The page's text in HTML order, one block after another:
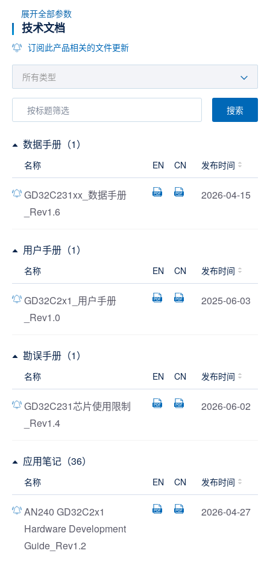
展开全部参数
技术文档
订阅此产品相关的文件更新
搜索
数据手册（1）
名称 EN CN 发布时间
GD32C231xx_数据手册
_Rev1.6
2026-04-15
用户手册（1）
名称 EN CN 发布时间
GD32C2x1_用户手册
_Rev1.0
2025-06-03
勘误手册（1）
名称 EN CN 发布时间
GD32C231芯片使用限制
_Rev1.4
2026-06-02
应用笔记（36）
名称 EN CN 发布时间
AN240 GD32C2x1
Hardware Development
Guide_Rev1.2
2026-04-27